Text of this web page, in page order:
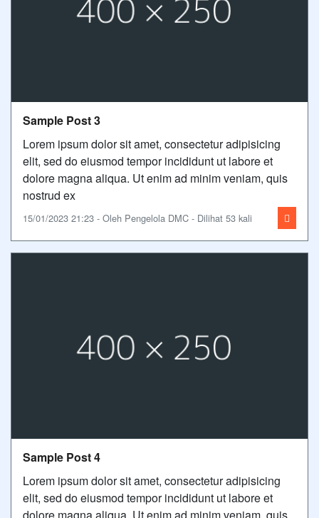
Sample Post 3
Lorem ipsum dolor sit amet, consectetur adipisicing
elit, sed do eiusmod tempor incididunt ut labore et
dolore magna aliqua. Ut enim ad minim veniam, quis
nostrud ex
15/01/2023 21:23 - Oleh Pengelola DMC - Dilihat 53 kali
Sample Post 4
Lorem ipsum dolor sit amet, consectetur adipisicing
elit, sed do eiusmod tempor incididunt ut labore et